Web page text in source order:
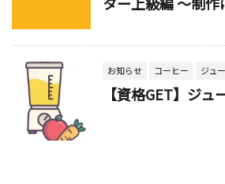
お知らせ コーヒー ジュ
【資格GET】ジュ